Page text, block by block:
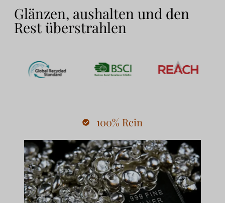
Glänzen, aushalten und den
Rest überstrahlen
100% Rein